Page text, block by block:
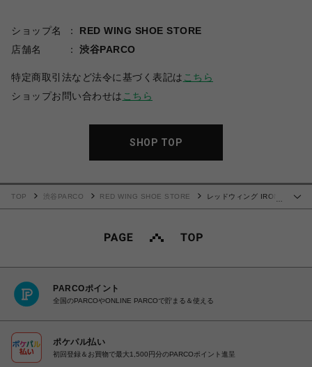
ショップ名
RED WING SHOE STORE
店舗名
渋谷PARCO
特定商取引法など法令に基づく表記は こちら
ショップお問い合わせは こちら
SHOP TOP
TOP 渋谷PARCO RED WING SHOE STORE
レッドウィング IRON
PARCOポイント
全国のPARCOやONLINE PARCOで貯まる＆使える
ポケパル払い
初回登録＆お買物で最大1,500円分のPARCOポイント進呈